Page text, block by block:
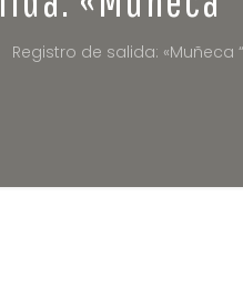
Registro de salida: «Muñeca